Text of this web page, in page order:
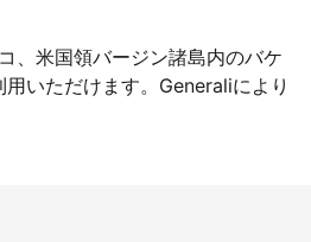
、米国領バージン諸島内のバケ
いただけます。Generaliにより